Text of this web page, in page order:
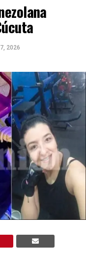
2026